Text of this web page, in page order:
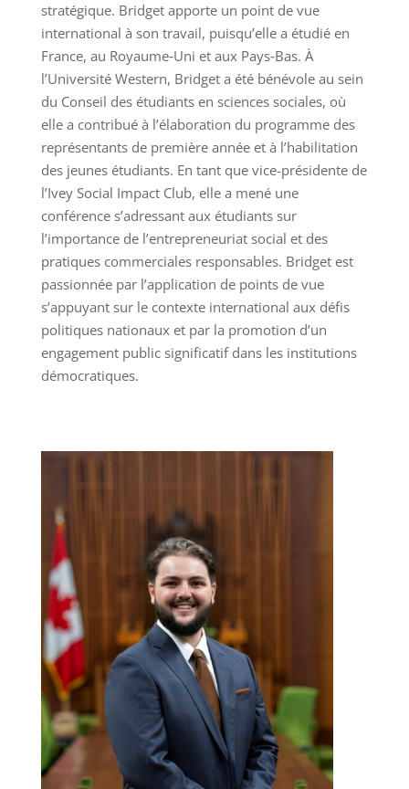
stratégique. Bridget apporte un point de vue
international à son travail, puisqu’elle a étudié en
France, au Royaume‑Uni et aux Pays‑Bas. À
l’Université Western, Bridget a été bénévole au sein
du Conseil des étudiants en sciences sociales, où
elle a contribué à l’élaboration du programme des
représentants de première année et à l’habilitation
des jeunes étudiants. En tant que vice-présidente de
l’Ivey Social Impact Club, elle a mené une
conférence s’adressant aux étudiants sur
l’importance de l’entrepreneuriat social et des
pratiques commerciales responsables. Bridget est
passionnée par l’application de points de vue
s’appuyant sur le contexte international aux défis
politiques nationaux et par la promotion d’un
engagement public significatif dans les institutions
démocratiques.